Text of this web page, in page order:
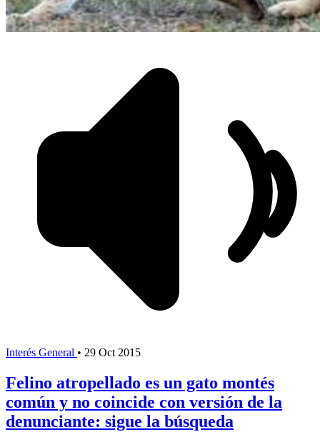
Interés General • 29 Oct 2015
Felino atropellado es un gato montés
común y no coincide con versión de la
denunciante: sigue la búsqueda